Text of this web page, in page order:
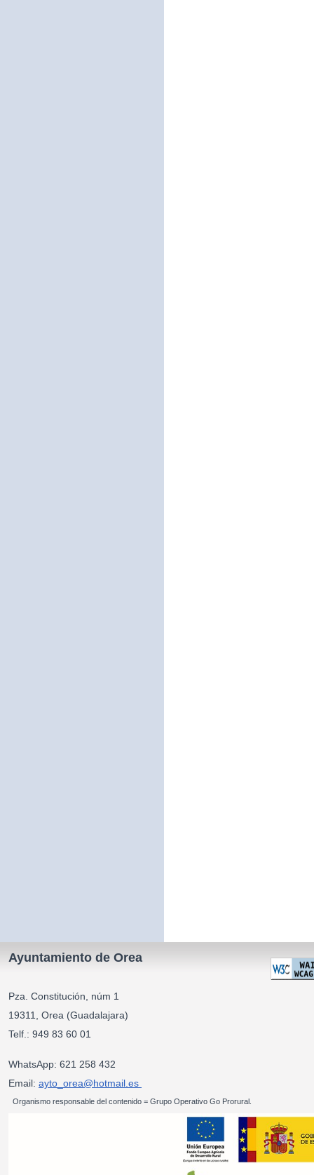
Ayuntamiento de Orea
Pza. Constitución, núm 1
19311, Orea (Guadalajara)
Telf.: 949 83 60 01
WhatsApp: 621 258 432
Email: ayto_orea@hotmail.es
Organismo responsable del contenido = Grupo Operativo Go Prorural.